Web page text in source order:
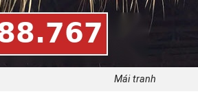
Mái tranh